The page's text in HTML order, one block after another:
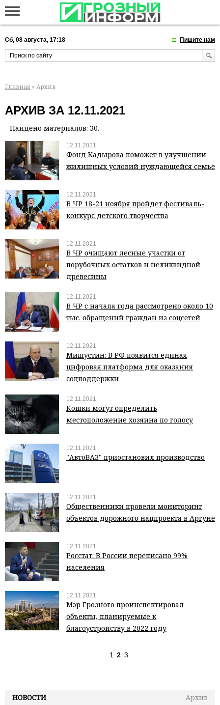
Сб, 08 августа, 17:18 Пишите нам
НОВОСТИ
Архив
Главная » Архив
АРХИВ ЗА 12.11.2021
Найдено материалов: 30.
12.11.2021
Фонд Кадырова поможет в улучшении
жилищных условий нуждающейся семье
12.11.2021
В ЧР 18-21 ноября пройдет фестиваль-
конкурс детского творчества
12.11.2021
В ЧР очищают лесные участки от
порубочных остатков и неликвидной
древесины
12.11.2021
В ЧР с начала года рассмотрено около 10
тыс. обращений граждан из соцсетей
12.11.2021
Мишустин: В РФ появится единая
цифровая платформа для оказания
соцподдержки
12.11.2021
Кошки могут определить
местоположение хозяина по голосу
12.11.2021
"АвтоВАЗ" приостановил производство
12.11.2021
Общественники провели мониторинг
объектов дорожного нацпроекта в Аргуне
12.11.2021
Росстат: В России переписано 99%
населения
12.11.2021
Мэр Грозного проинспектировал
объекты, планируемые к
благоустройству в 2022 году
1 2 3